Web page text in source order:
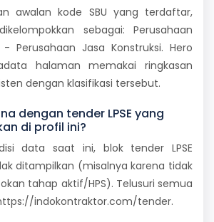
awalan kode SBU yang terdaftar,
sebagai: Perusahaan
- Perusahaan Jasa Konstruksi. Hero
halaman memakai ringkasan
dengan klasifikasi tersebut.
dengan tender LPSE yang
di profil ini?
data saat ini, blok tender LPSE
ditampilkan (misalnya karena tidak
tahap aktif/HPS). Telusuri semua
indokontraktor.com/tender.